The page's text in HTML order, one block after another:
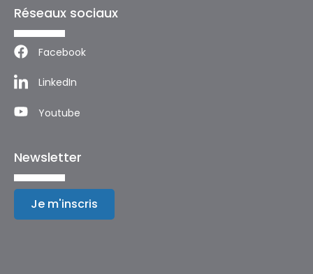
Réseaux sociaux
Facebook
LinkedIn
Youtube
Newsletter
Je m'inscris